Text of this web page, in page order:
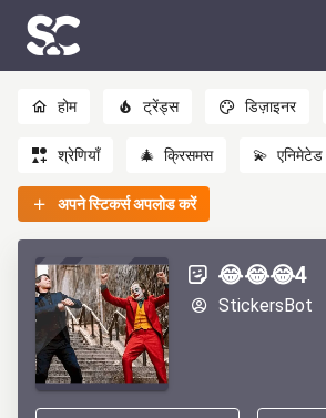
होम ट्रेंड्स डिज़ाइनर
श्रेणियाँ 🎄 क्रिसमस 💫 एनिमेटेड
अपने स्टिकर्स अपलोड करें
😂😂😂4
StickersBot